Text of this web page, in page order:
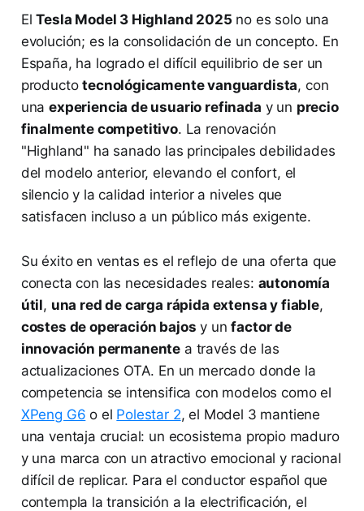
ElTesla Model 3 Highland 2025 no es solo una
evolución; es la consolidación de un concepto. En
España, ha logrado el difícil equilibrio de ser un
productotecnológicamente vanguardista, con
unaexperiencia de usuario refinada y un precio
finalmente competitivo. La renovación
"Highland" ha sanado las principales debilidades
del modelo anterior, elevando el confort, el
silencio y la calidad interior a niveles que
satisfacen incluso a un público más exigente.
Su éxito en ventas es el reflejo de una oferta que
conecta con las necesidades reales: autonomía
útil, una red de carga rápida extensa y fiable,
costes de operación bajos y unfactor de
innovación permanente a través de las
actualizaciones OTA. En un mercado donde la
competencia se intensifica con modelos como el
XPeng G6 o el Polestar 2, el Model 3 mantiene
una ventaja crucial: un ecosistema propio maduro
y una marca con un atractivo emocional y racional
difícil de replicar. Para el conductor español que
contempla la transición a la electrificación, el